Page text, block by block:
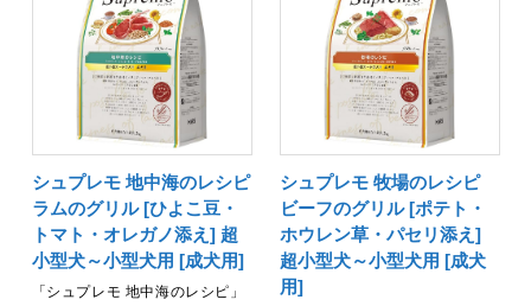
シュプレモ 地中海のレシピ
ラムのグリル [ひよこ豆・
トマト・オレガノ添え] 超
小型犬～小型犬用 [成犬用]
「シュプレモ 地中海のレシピ」
シュプレモ 牧場のレシピ
ビーフのグリル [ポテト・
ホウレン草・パセリ添え]
超小型犬～小型犬用 [成犬
用]